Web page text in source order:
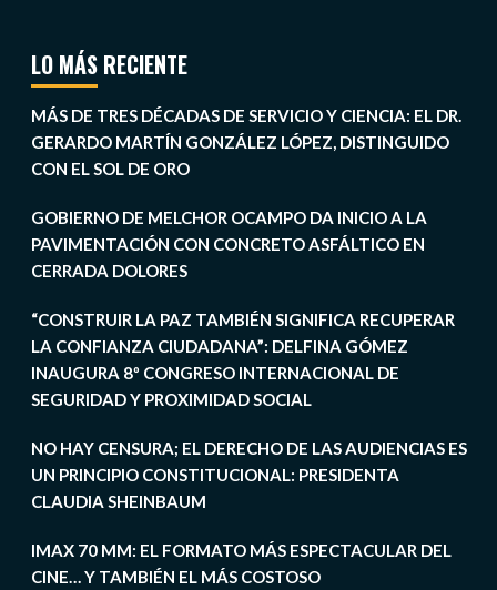
LO MÁS RECIENTE
MÁS DE TRES DÉCADAS DE SERVICIO Y CIENCIA: EL DR.
GERARDO MARTÍN GONZÁLEZ LÓPEZ, DISTINGUIDO
CON EL SOL DE ORO
GOBIERNO DE MELCHOR OCAMPO DA INICIO A LA
PAVIMENTACIÓN CON CONCRETO ASFÁLTICO EN
CERRADA DOLORES
“CONSTRUIR LA PAZ TAMBIÉN SIGNIFICA RECUPERAR
LA CONFIANZA CIUDADANA”: DELFINA GÓMEZ
INAUGURA 8º CONGRESO INTERNACIONAL DE
SEGURIDAD Y PROXIMIDAD SOCIAL
NO HAY CENSURA; EL DERECHO DE LAS AUDIENCIAS ES
UN PRINCIPIO CONSTITUCIONAL: PRESIDENTA
CLAUDIA SHEINBAUM
IMAX 70 MM: EL FORMATO MÁS ESPECTACULAR DEL
CINE… Y TAMBIÉN EL MÁS COSTOSO